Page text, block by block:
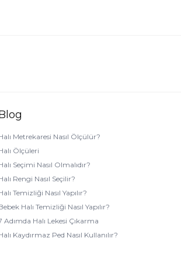
kendinize sorarak en uygun
Metrekaresi Nasıl Ölçülür?
Ölçüleri
Seçimi Nasıl Olmalıdır?
Rengi Nasıl Seçilir?
Temizliği Nasıl Yapılır?
Halı Temizliği Nasıl Yapılır?
Adımda Halı Lekesi Çıkarma
Kaydırmaz Ped Nasıl Kullanılır?